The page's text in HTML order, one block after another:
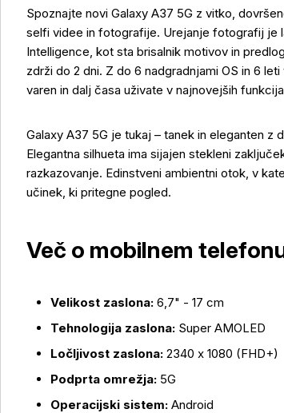
Spoznajte novi Galaxy A37 5G z vitko,
selfi videe in fotografije. Urejanje fotografij je
Intelligence, kot sta brisalnik motivov in
zdrži do 2 dni. Z do 6 nadgradnjami OS in 6
varen in dalj časa uživate v najnovejših
Galaxy A37 5G je tukaj – tanek in eleganten z
Elegantna silhueta ima sijajen stekleni
razkazovanje. Edinstveni ambientni otok, v
učinek, ki pritegne pogled.
Več o mobilnem
Velikost zaslona: 6,7" - 17 cm
Tehnologija zaslona: Super AMOLED
Ločljivost zaslona: 2340 x 1080 (FHD+)
Podprta omrežja: 5G
Operacijski sistem: Android